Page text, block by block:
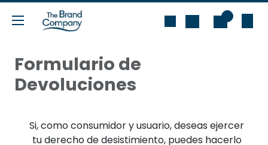
Ir al contenido
Formulario de
Devoluciones
Si, como consumidor y usuario, deseas ejercer
tu derecho de desistimiento, puedes hacerlo